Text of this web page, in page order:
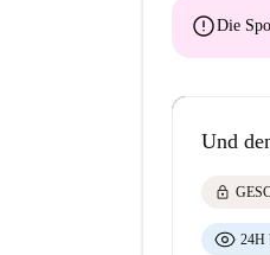
errorDie
Und
lock
24H